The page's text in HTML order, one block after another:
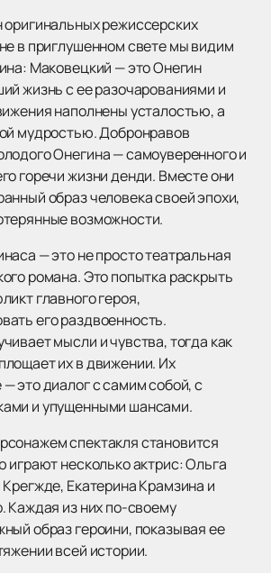
оригинальных режиссерских
в приглушенном свете мы видим
Маковецкий — это Онегин
жизнь с ее разочарованиями и
наполнены усталостью, а
мудростью. Добронравов
Онегина — самоуверенного и
горечи жизни денди. Вместе они
образ человека своей эпохи,
возможности.
— это не просто театральная
романа. Это попытка раскрыть
главного героя,
его раздвоенность.
мысли и чувства, тогда как
их в движении. Их
это диалог с самим собой, с
и упущенными шансами.
спектакля становится
играют несколько актрис: Ольга
Екатерина Крамзина и
Каждая из них по-своему
образ героини, показывая ее
всей истории.